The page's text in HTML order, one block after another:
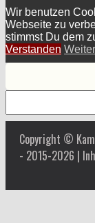
Wir benutzen
Webseite zu
stimmst Du dem
Verstanden
Copyright ©
- 2015-2026 |